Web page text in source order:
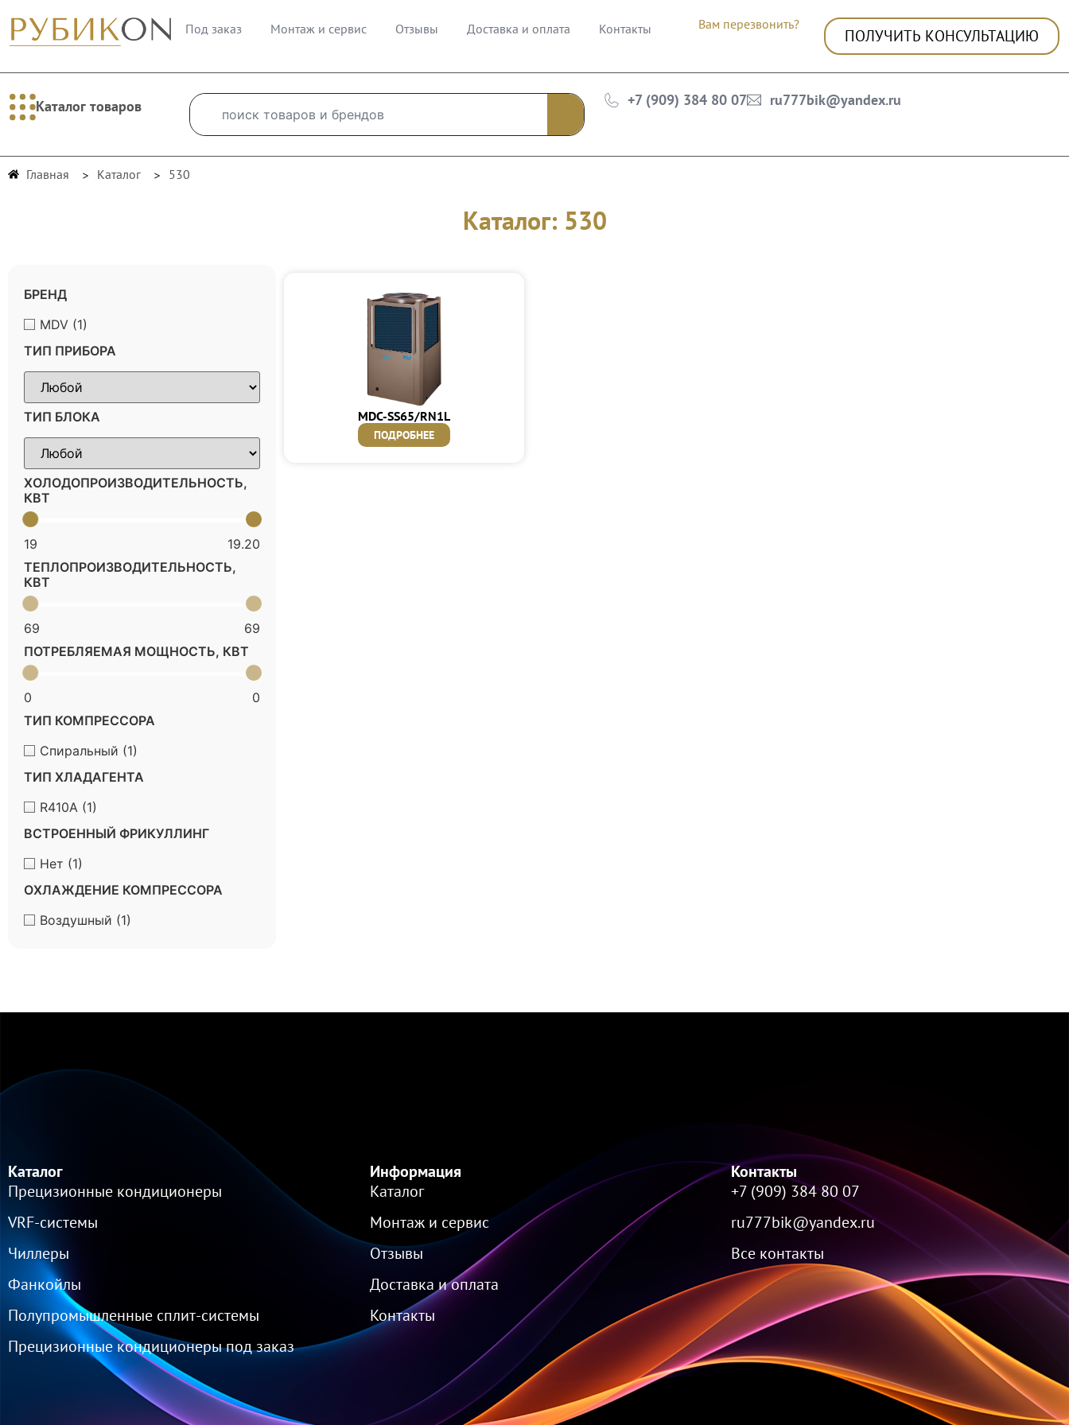
Под заказ Монтаж и сервис Отзывы Доставка и оплата Контакты Вам перезвонить?
ПОЛУЧИТЬ КОНСУЛЬТАЦИЮ
Каталог товаров +7 (909) 384 80 07 ru777bik@yandex.ru
Главная Каталог 530
Каталог: 530
БРЕНД
MDV (1)
ТИП ПРИБОРА
ТИП БЛОКА
ХОЛОДОПРОИЗВОДИТЕЛЬНОСТЬ,
КВТ
19
19.20
ТЕПЛОПРОИЗВОДИТЕЛЬНОСТЬ,
КВТ
69
69
ПОТРЕБЛЯЕМАЯ МОЩНОСТЬ, КВТ
0
0
ТИП КОМПРЕССОРА
Спиральный (1)
ТИП ХЛАДАГЕНТА
R410A (1)
ВСТРОЕННЫЙ ФРИКУЛЛИНГ
Нет (1)
ОХЛАЖДЕНИЕ КОМПРЕССОРА
Воздушный (1)
MDC-SS65/RN1L
ПОДРОБНЕЕ
Каталог
Прецизионные кондиционеры
VRF-cистемы
Чиллеры
Фанкойлы
Полупромышленные сплит-системы
Прецизионные кондиционеры под заказ
Информация
Каталог
Монтаж и сервис
Отзывы
Доставка и оплата
Контакты
Контакты
+7 (909) 384 80 07
ru777bik@yandex.ru
Все контакты